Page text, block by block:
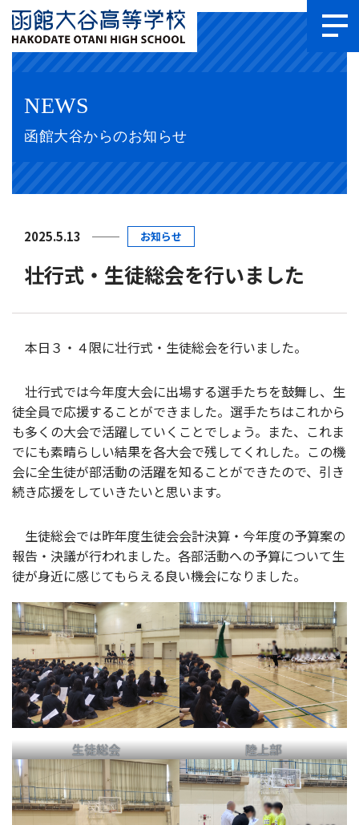
NEWS
函館大谷からのお知らせ
2025.5.13 お知らせ
壮行式・生徒総会を行いました
本日３・４限に壮行式・生徒総会を行いました。
壮行式では今年度大会に出場する選手たちを鼓舞し、生
徒全員で応援することができました。選手たちはこれから
も多くの大会で活躍していくことでしょう。また、これま
でにも素晴らしい結果を各大会で残してくれした。この機
会に全生徒が部活動の活躍を知ることができたので、引き
続き応援をしていきたいと思います。
生徒総会では昨年度生徒会会計決算・今年度の予算案の
報告・決議が行われました。各部活動への予算について生
徒が身近に感じてもらえる良い機会になりました。
生徒総会 陸上部